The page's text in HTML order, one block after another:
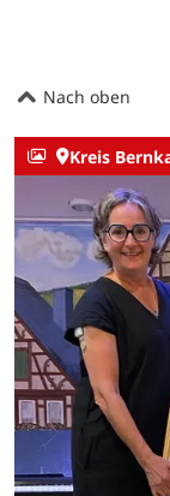
Nach oben
Kreis